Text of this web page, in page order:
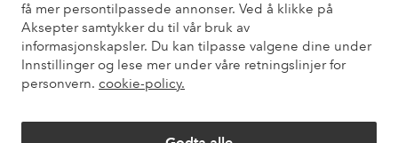
få mer persontilpassede annonser. Ved å klikke på
Aksepter samtykker du til vår bruk av
informasjonskapsler. Du kan tilpasse valgene dine under
Innstillinger og lese mer under våre retningslinjer for
personvern. cookie-policy.
Om Ellos
Våre tjenester